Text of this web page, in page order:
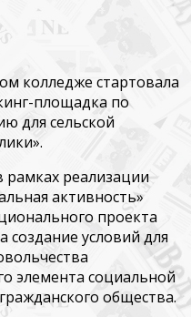
колледже стартовала
площадка по
для сельской
реализации
активность»
проекта
условий для
элемента социальной
общества.